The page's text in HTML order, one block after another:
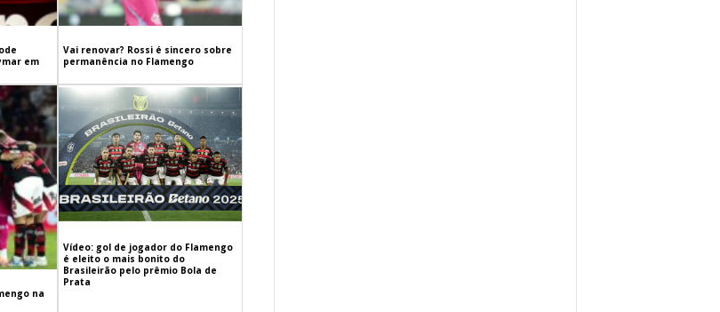
em
Vai renovar? Rossi é sincero sobre
permanência no Flamengo
na
Vídeo: gol de jogador do Flamengo
é eleito o mais bonito do
Brasileirão pelo prêmio Bola de
Prata